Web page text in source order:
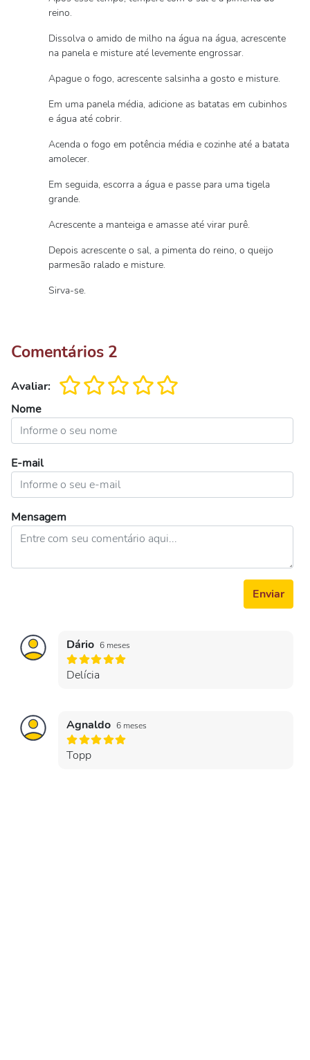
reino.
Dissolva o amido de milho na água na água, acrescente
na panela e misture até levemente engrossar.
Apague o fogo, acrescente salsinha a gosto e misture.
Em uma panela média, adicione as batatas em cubinhos
e água até cobrir.
Acenda o fogo em potência média e cozinhe até a batata
amolecer.
Em seguida, escorra a água e passe para uma tigela
grande.
Acrescente a manteiga e amasse até virar purê.
Depois acrescente o sal, a pimenta do reino, o queijo
parmesão ralado e misture.
Sirva-se.
Comentários 2
Avaliar:
Nome
E-mail
Mensagem
Enviar
Dário 6 meses
Delícia
Agnaldo 6 meses
Topp